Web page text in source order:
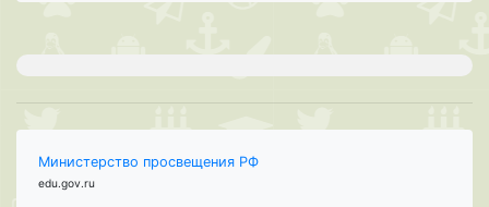
Министерство просвещения РФ
edu.gov.ru